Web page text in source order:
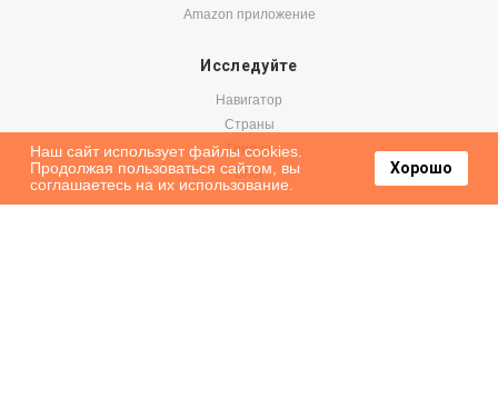
Amazon приложение
Исследуйте
Навигатор
Страны
Города
Блог
Наш сайт использует файлы cookies.
Продолжая пользоваться сайтом, вы
соглашаетесь на их использование.
Хорошо